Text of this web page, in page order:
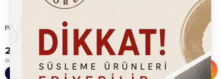
Pargani Sütlü Waffle Çikolata
% 75
225.20 TL
900.00
Chocoworld Fındıklı Waffle
Çikolatası (1kg)
%58
İndirim
189.20 TL
450.00
Sepete Ekle